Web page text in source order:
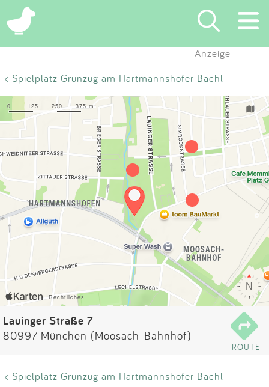
×
Suchen
Eintragen
App
Blog
Partner
Kontakt
Impressum
Anzeige
< Spielplatz Grünzug am Hartmannshofer Bächl
Lauinger Straße 7
80997 München (Moosach-Bahnhof)
ROUTE
< Spielplatz Grünzug am Hartmannshofer Bächl